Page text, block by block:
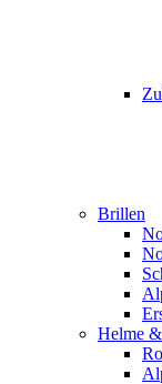
Brillen
Helme